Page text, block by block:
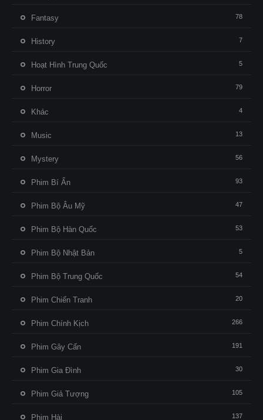
Fantasy 78
History 7
Hoạt Hình Trung Quốc 5
Horror 79
Khác 4
Music 13
Mystery 56
Phim Bí Ẩn 93
Phim Bộ Âu Mỹ 47
Phim Bộ Hàn Quốc 53
Phim Bộ Nhật Bản 5
Phim Bộ Trung Quốc 54
Phim Chiến Tranh 20
Phim Chính Kịch 266
Phim Gây Cấn 191
Phim Gia Đình 30
Phim Giả Tượng 105
Phim Hài 137